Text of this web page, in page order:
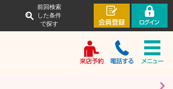
前回検索
した条件
で探す